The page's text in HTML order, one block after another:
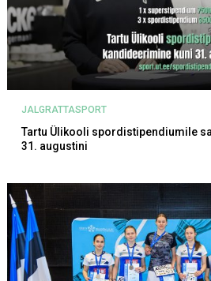
JALGRATTASPORT
Tartu Ülikooli spordistipendiumile
31. augustini